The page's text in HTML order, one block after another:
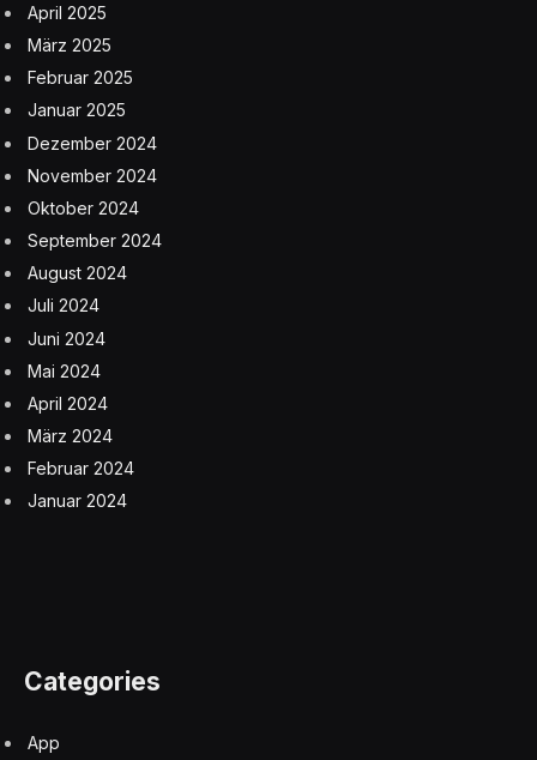
April 2025
März 2025
Februar 2025
Januar 2025
Dezember 2024
November 2024
Oktober 2024
September 2024
August 2024
Juli 2024
Juni 2024
Mai 2024
April 2024
März 2024
Februar 2024
Januar 2024
Categories
App